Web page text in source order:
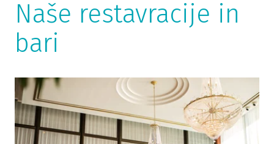
Naše restavracije in
bari